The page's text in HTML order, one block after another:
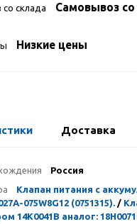
Самовывоз со
Низкие цены
Доставка
Россия
Клапан питания с
075W8G12 (0751315). /
14K0041B аналог: